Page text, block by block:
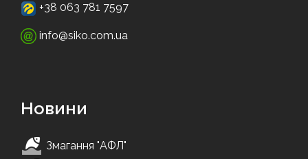
+38 063 781 7597
info@siko.com.ua
Новини
Змагання "АФЛ"